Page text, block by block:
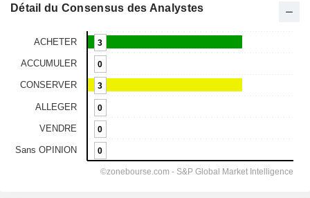
Détail du Consensus des Analystes